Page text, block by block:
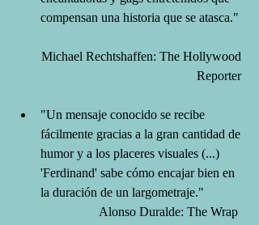
compensan una historia que se atasca."
Michael Rechtshaffen: The Hollywood
Reporter
"Un mensaje conocido se recibe
fácilmente gracias a la gran cantidad de
humor y a los placeres visuales (...)
'Ferdinand' sabe cómo encajar bien en
la duración de un largometraje."
Alonso Duralde: The Wrap